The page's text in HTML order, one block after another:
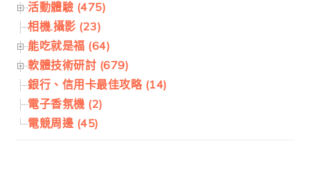
活動體驗 (475)
相機.攝影 (23)
能吃就是福 (64)
軟體技術研討 (679)
銀行、信用卡最佳攻略 (14)
電子香氛機 (2)
電競周邊 (45)